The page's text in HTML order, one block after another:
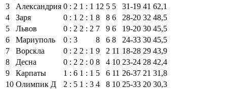
3
Александрия 0 : 2 1 : 1 12 5 5 31‑19 41 62,1
4
Заря 0 : 1 2 : 1 8 8 6 28‑20 32 48,5
5
Львов 0 : 2 2 : 2 7 9 6 19‑20 30 45,5
6
Мариуполь 0 : 3 8 6 8 24‑33 30 45,5
7
Ворскла 0 : 2 2 : 1 9 2 11 18‑28 29 43,9
8
Десна 0 : 2 2 : 0 8 4 10 23‑24 28 42,4
9
Карпаты 1 : 6 1 : 1 5 6 11 26‑37 21 31,8
10 Олимпик Д 2 : 5 1 : 3 4 8 10 25‑33 20 30,3